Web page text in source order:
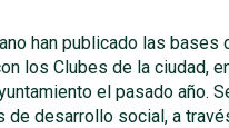
han publicado las bases
los Clubes de la ciudad,
el pasado año.
desarrollo social, a